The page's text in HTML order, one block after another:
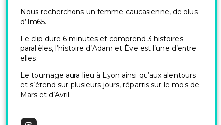
Nous recherchons un femme caucasienne, de plus
d’1m65.
Le clip dure 6 minutes et comprend 3 histoires
parallèles, l’histoire d’Adam et Ève est l’une d’entre
elles.
Le tournage aura lieu à Lyon ainsi qu’aux alentours
et s’étend sur plusieurs jours, répartis sur le mois de
Mars et d’Avril.